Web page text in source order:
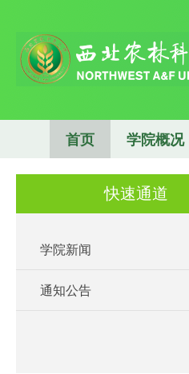
首页 学院概况
快速通道
学院新闻
通知公告